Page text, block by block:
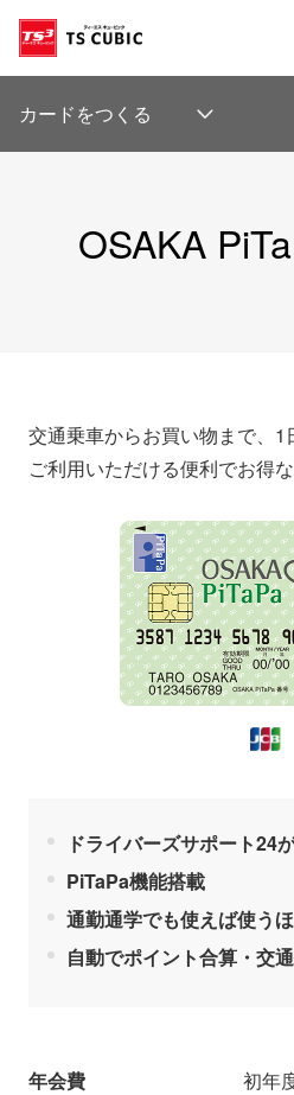
カードをつくる
OSAKA
交通乗車からお買い物まで、
ご利用いただける便利でお得
ドライバーズサポート24
PiTaPa機能搭載
通勤通学でも使えば使う
自動でポイント合算・交
年会費
初年